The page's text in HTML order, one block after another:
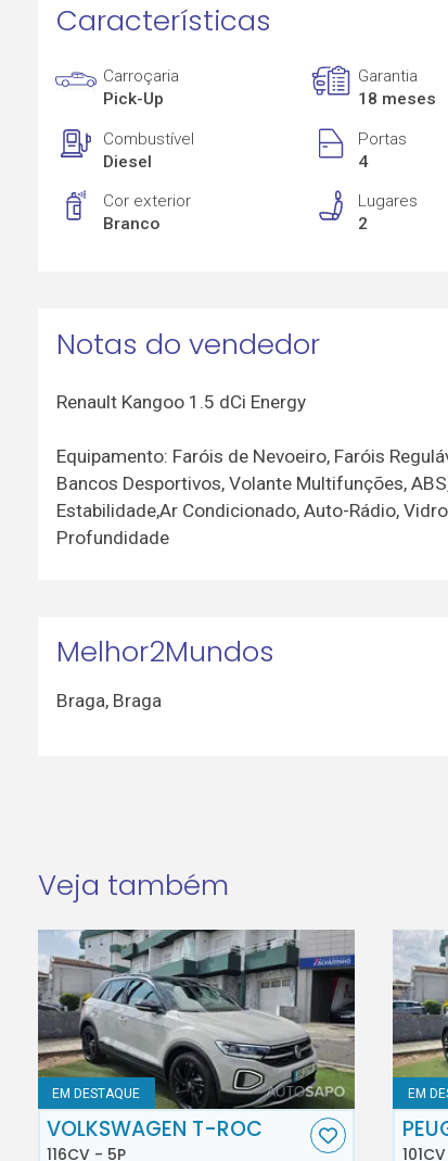
Características
Carroçaria
Pick-Up
Garantia
18 meses
Combustível
Diesel
Portas
4
Cor exterior
Branco
Lugares
2
Notas do vendedor
Renault Kangoo 1.5 dCi Energy
Equipamento: Faróis de Nevoeiro, Faróis
Bancos Desportivos, Volante Multifunções,
Estabilidade,Ar Condicionado, Auto-Rádio,
Profundidade
Melhor2Mundos
Braga, Braga
Veja também
EM DESTAQUE
VOLKSWAGEN T-ROC
116CV - 5P
EM